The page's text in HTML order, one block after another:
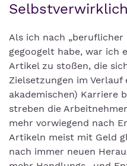
Als ich nach
gegoogelt habe, war ich
Artikel zu stoßen, die
Zielsetzungen im
akademischen) Karriere
streben die
mehr vorwiegend nach
Artikeln meist mit Geld
nach immer neuen